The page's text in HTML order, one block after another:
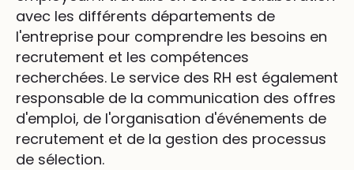
avec les différents départements de
l'entreprise pour comprendre les besoins en
recrutement et les compétences
recherchées. Le service des RH est également
responsable de la communication des offres
d'emploi, de l'organisation d'événements de
recrutement et de la gestion des processus
de sélection.